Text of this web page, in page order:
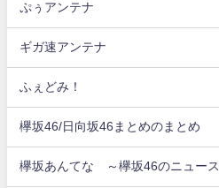
ぷぅアンテナ
ギガ速アンテナ
ふぇどみ！
欅坂46/日向坂46まとめのまとめ
欅坂あんてな ～欅坂46のニュース